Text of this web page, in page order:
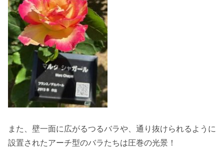
また、壁一面に広がるつるバラや、通り抜けられるように
設置されたアーチ型のバラたちは圧巻の光景！